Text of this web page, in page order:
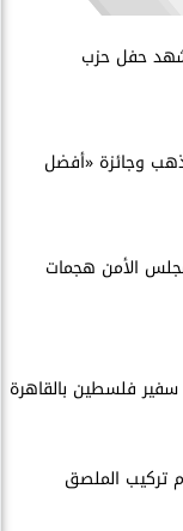
حفل حزب
وجائزة «أفضل
الأمن هجمات
سفير فلسطين بالقاهرة
809}لعدم تركيب الملصق